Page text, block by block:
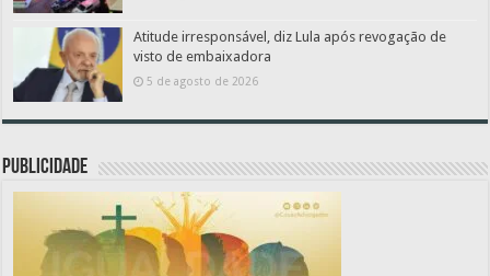
Atitude irresponsável, diz Lula após revogação de
visto de embaixadora
5 de agosto de 2026
PUBLICIDADE